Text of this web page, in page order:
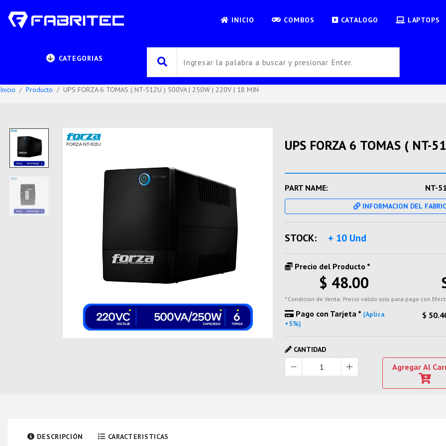
INICIO COMBOS CATALOGO LAPTOPS
CATEGORIAS
Inicio Producto UPS FORZA 6 TOMAS ( NT-512U ) 500VA | 250W | 220V | 18 MIN
UPS FORZA 6 TOMAS (
PART NAME: NT-
INFORMACION DEL
STOCK: + 10 Und
Precio del Producto *
$ 48.00
* Condicion de Venta: Precio valido solo para pago con
Pago con Tarjeta * (Aplica
+5%)
$
CANTIDAD
Agregar Al
DESCRIPCIÓN CARACTERISTICAS